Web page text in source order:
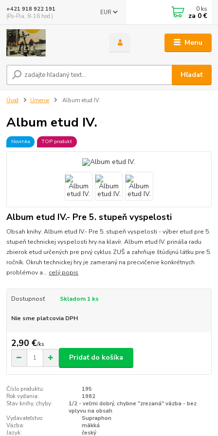
Menu
EUR
Hľadať
+421 918 922 191
(Po-Pia, 8-16 hod.)
0 ks
za 0 €
Úvod Umenie Album etud IV.
Album etud IV.
Novinka TOP produkt
Album etud IV.- Pre 5. stupeň vyspelosti
Obsah knihy: Album etud IV.- Pre 5. stupeň vyspelosti - výber etud pre 5.
stupeň technickej vyspelosti hry na klavír. Album etud IV. prináša radu
zbierok etud určených pre prvý cyklus ZUŠ a zahrňuje štúdijnú látku pre 5.
ročník. Okruh technickej hry je zameraný na precvičenie konkrétnych
problémov a... celý popis
Dostupnosť Skladom 1 ks
Nie sme platcovia DPH
2,90 €/ks
Pridať do košíka
Číslo produktu:
195
Rok vydania:
1982
Stav knihy, chyby:
1/2 - veľmi dobrý, chybne "zrezaná" väzba - bez
vplyvu na obsah
Vydavateľstvo:
Supraphon
Väzba:
mäkká
Jazyk:
český